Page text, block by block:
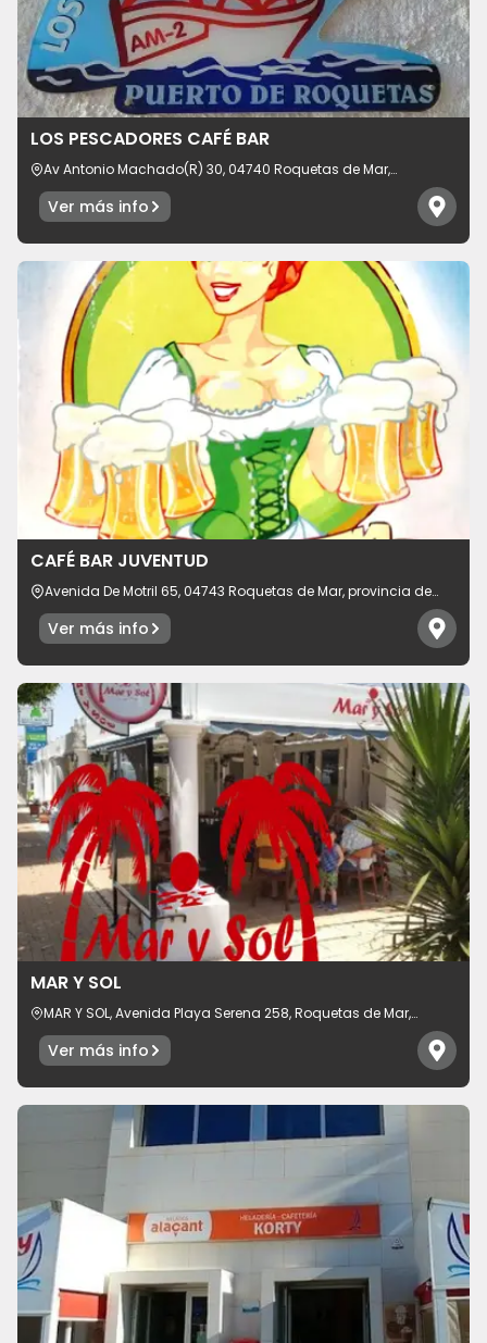
LOS PESCADORES CAFÉ BAR
Av Antonio Machado(R) 30, 04740 Roquetas de Mar,
Ver más info
CAFÉ BAR JUVENTUD
Avenida De Motril 65, 04743 Roquetas de Mar, provincia de
Ver más info
MAR Y SOL
MAR Y SOL, Avenida Playa Serena 258, Roquetas de Mar,
Ver más info